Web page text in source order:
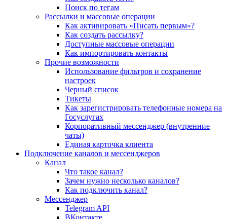
Поиск по тегам
Рассылки и массовые операции
Как активировать «Писать первым»?
Как создать рассылку?
Доступные массовые операции
Как импортировать контакты
Прочие возможности
Использование фильтров и сохранение
настроек
Черный список
Тикеты
Как зарегистрировать телефонные номера на
Госуслугах
Корпоративный мессенджер (внутренние
чаты)
Единая карточка клиента
Подключение каналов и мессенджеров
Канал
Что такое канал?
Зачем нужно несколько каналов?
Как подключить канал?
Мессенджер
Telegram API
ВКонтакте